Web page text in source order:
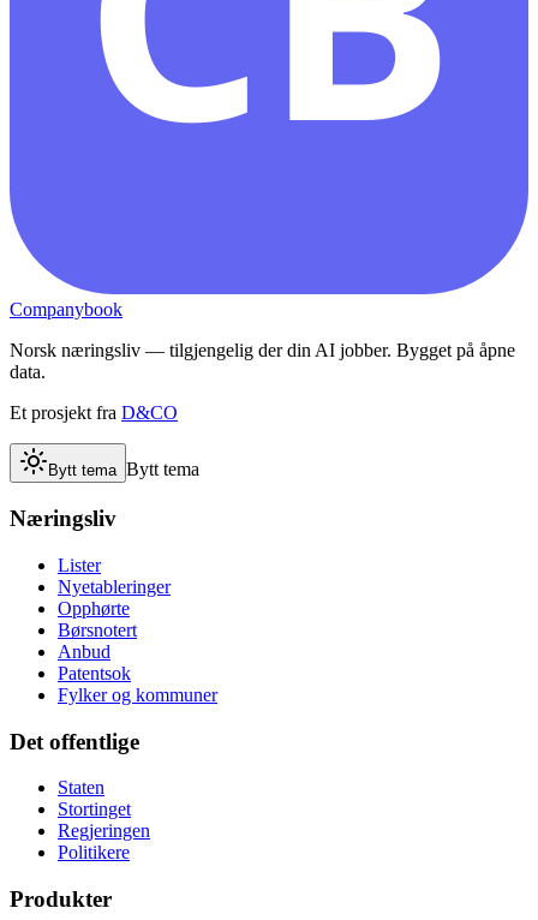
Companybook
Norsk næringsliv — tilgjengelig der din AI jobber. Bygget på åpne
data.
Et prosjekt fra D&CO
Bytt tema Bytt tema
Næringsliv
Lister
Nyetableringer
Opphørte
Børsnotert
Anbud
Patentsok
Fylker og kommuner
Det offentlige
Staten
Stortinget
Regjeringen
Politikere
Produkter